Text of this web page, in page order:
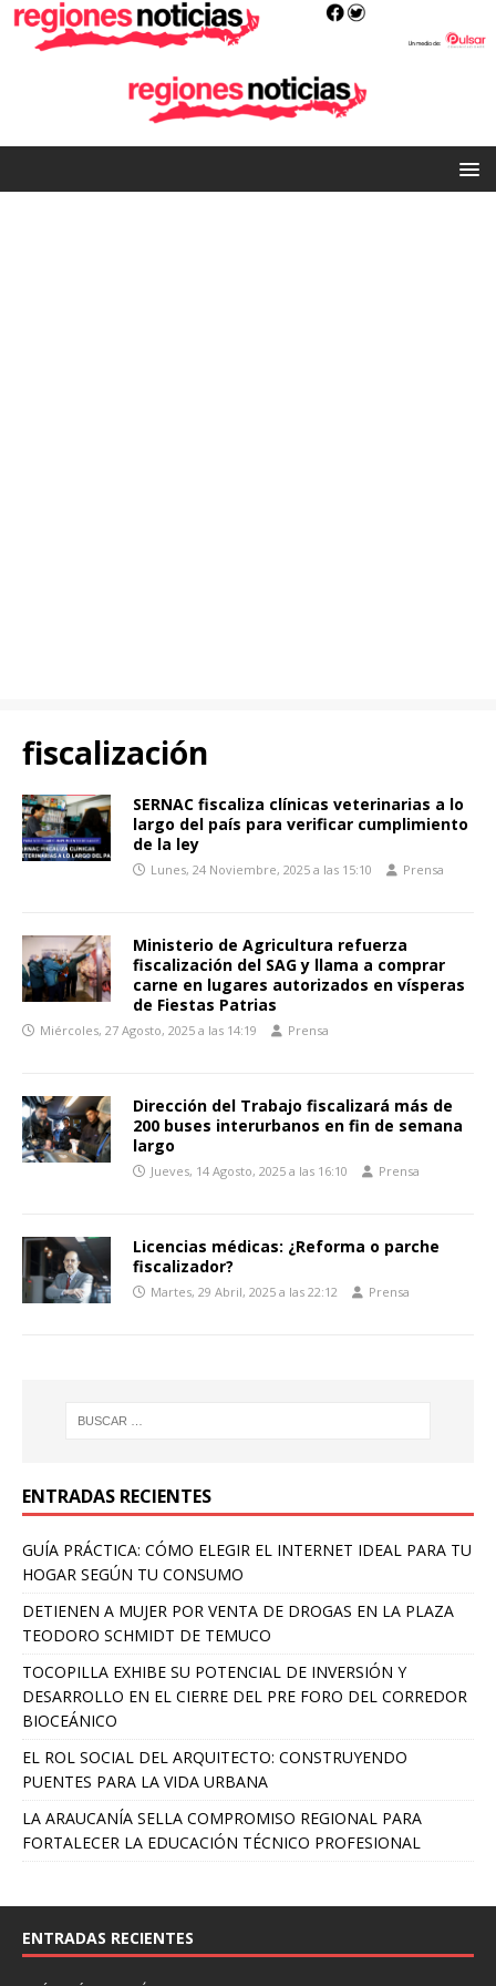
fiscalización
SERNAC fiscaliza clínicas veterinarias a lo
largo del país para verificar cumplimiento
de la ley
Lunes, 24 Noviembre, 2025 a las 15:10 Prensa
Ministerio de Agricultura refuerza
fiscalización del SAG y llama a comprar
carne en lugares autorizados en vísperas
de Fiestas Patrias
Miércoles, 27 Agosto, 2025 a las 14:19 Prensa
Dirección del Trabajo fiscalizará más de
200 buses interurbanos en fin de semana
largo
Jueves, 14 Agosto, 2025 a las 16:10 Prensa
Licencias médicas: ¿Reforma o parche
fiscalizador?
Martes, 29 Abril, 2025 a las 22:12 Prensa
ENTRADAS RECIENTES
GUÍA PRÁCTICA: CÓMO ELEGIR EL INTERNET IDEAL PARA TU
HOGAR SEGÚN TU CONSUMO
DETIENEN A MUJER POR VENTA DE DROGAS EN LA PLAZA
TEODORO SCHMIDT DE TEMUCO
TOCOPILLA EXHIBE SU POTENCIAL DE INVERSIÓN Y
DESARROLLO EN EL CIERRE DEL PRE FORO DEL CORREDOR
BIOCEÁNICO
EL ROL SOCIAL DEL ARQUITECTO: CONSTRUYENDO
PUENTES PARA LA VIDA URBANA
LA ARAUCANÍA SELLA COMPROMISO REGIONAL PARA
FORTALECER LA EDUCACIÓN TÉCNICO PROFESIONAL
ENTRADAS RECIENTES